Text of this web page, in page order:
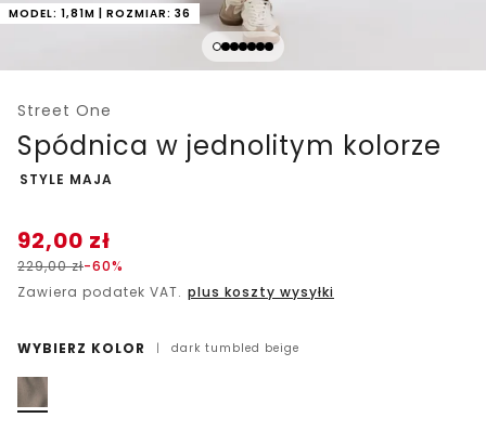
MODEL: 1,81M | ROZMIAR: 36
Street One
Spódnica w jednolitym kolorze
-
STYLE MAJA
92,00 zł
229,00zł-60%
Zawiera podatek VAT. plus koszty wysyłki
WYBIERZ KOLOR | dark tumbled beige